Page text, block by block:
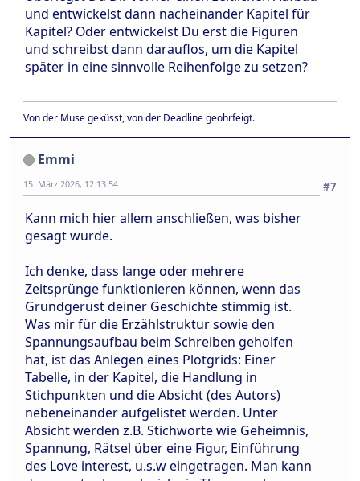
und entwickelst dann nacheinander Kapitel für
Kapitel? Oder entwickelst Du erst die Figuren
und schreibst dann darauflos, um die Kapitel
später in eine sinnvolle Reihenfolge zu setzen?
Von der Muse geküsst, von der Deadline geohrfeigt.
Emmi
#7
15. März 2026, 12:13:54
Kann mich hier allem anschließen, was bisher
gesagt wurde.
Ich denke, dass lange oder mehrere
Zeitsprünge funktionieren können, wenn das
Grundgerüst deiner Geschichte stimmig ist.
Was mir für die Erzählstruktur sowie den
Spannungsaufbau beim Schreiben geholfen
hat, ist das Anlegen eines Plotgrids: Einer
Tabelle, in der Kapitel, die Handlung in
Stichpunkten und die Absicht (des Autors)
nebeneinander aufgelistet werden. Unter
Absicht werden z.B. Stichworte wie Geheimnis,
Spannung, Rätsel über eine Figur, Einführung
des Love interest, u.s.w eingetragen. Man kann